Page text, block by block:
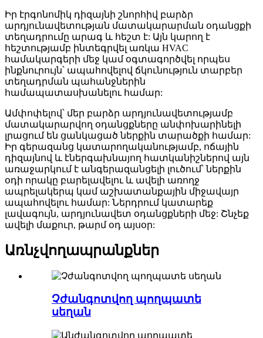
Իր էրգոնոմիկ դիզայնի շնորհիվ բարձր
արդյունավետության մատակարարման օդանցքի
տեղադրումը արագ և հեշտ է: Այն կարող է
հեշտությամբ ինտեգրվել առկա HVAC
համակարգերի մեջ կամ օգտագործվել որպես
ինքնուրույն՝ ապահովելով ճկունություն տարբեր
տեղադրման պահանջներին
համապատասխանելու համար:
Ամփոփելով՝ մեր բարձր արդյունավետությամբ
մատակարարվող օդանցքները անփոխարինելի
լրացում են ցանկացած ներքին տարածքի համար:
Իր գերազանց կատարողականությամբ, ոճային
դիզայնով և էներգախնայող հատկանիշներով այն
առաջարկում է անգերազանցելի լուծում՝ ներքին
օդի որակը բարելավելու և ավելի առողջ
ապրելակերպ կամ աշխատանքային միջավայր
ապահովելու համար: Ներդրում կատարեք
լավագույն, արդյունավետ օդանցքների մեջ: Շնչեք
ավելի մաքուր, թարմ օդ այսօր:
Առնչվողապրանքներ
Չժանգոտվող պողպատե
սեղան